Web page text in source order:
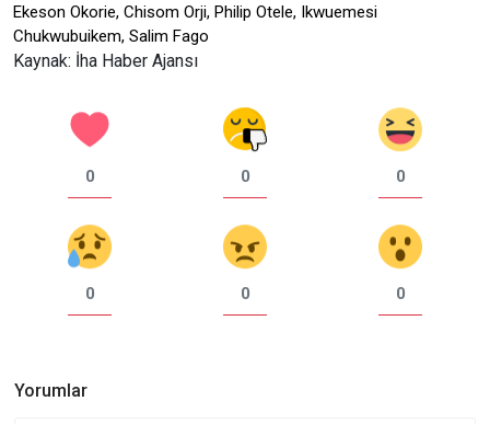
Ekeson Okorie, Chisom Orji, Philip Otele, Ikwuemesi
Chukwubuikem, Salim Fago
Kaynak: İha Haber Ajansı
0 0 0
0 0 0
Yorumlar